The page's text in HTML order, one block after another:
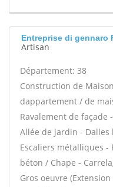
Entreprise di gennaro
Artisan
Département: 38
Construction de
dappartement / de
Ravalement de façade
Allée de jardin - Dalles
Escaliers métalliques -
béton / Chape -
Gros oeuvre